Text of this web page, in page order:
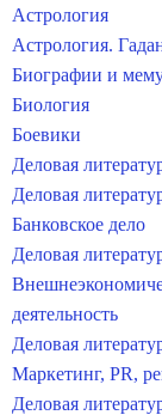
Астрология
Астрология.
Биографии и
Биология
Боевики
Деловая
Деловая
Банковское дело
Деловая
деятельность
Деловая
Маркетинг, PR,
Деловая